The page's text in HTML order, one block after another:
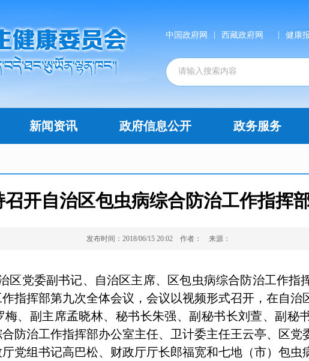
中国政府网 西藏政府网 健康
新闻资讯 政府信息公开 政务服务
开自治区包虫病综合防治工作指挥
发布时间：2018/06/15 20:02 作者： 来源：
区党委副书记、自治区主席、区包虫病综合防治工作指
指挥部第九次全体会议，会议以视频形式召开，在自治
、副主席孟晓林、秘书长朱强、副秘书长刘萱、副秘
防治工作指挥部办公室主任、卫计委主任王云亭、区党
党组书记高巴松、财政厅厅长郎福宽和七地（市）包虫